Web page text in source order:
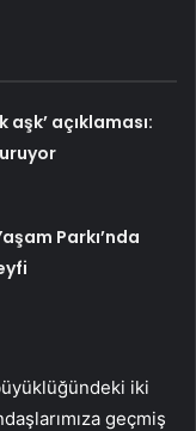
aşk’ açıklaması:
Parkı’nda
iki
geçmiş